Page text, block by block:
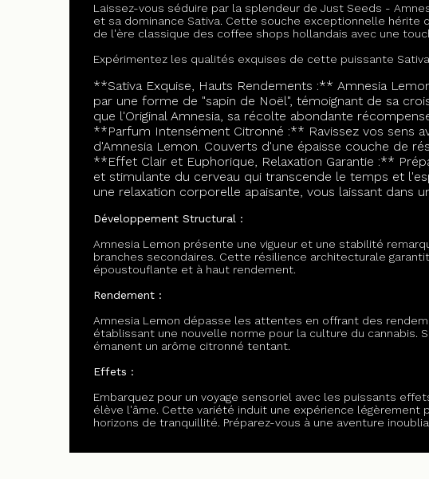
Laissez-vous séduire par la splendeur de Just Seeds -
et sa dominance Sativa. Cette souche exceptionnelle hérite
de l'ère classique des coffee shops hollandais avec une
Expérimentez les qualités exquises de cette puissante
**Sativa Exquise, Hauts Rendements :** Amnesia
par une forme de "sapin de Noël", témoignant de sa
que l'Original Amnesia, sa récolte abondante
**Parfum Intensément Citronné :** Ravissez vos sens
d'Amnesia Lemon. Couverts d'une épaisse couche de
**Effet Clair et Euphorique, Relaxation Garantie :**
et stimulante du cerveau qui transcende le temps et
une relaxation corporelle apaisante, vous laissant dans
Développement Structural :
Amnesia Lemon présente une vigueur et une stabilité
branches secondaires. Cette résilience architecturale
époustouflante et à haut rendement.
Rendement :
Amnesia Lemon dépasse les attentes en offrant des
établissant une nouvelle norme pour la culture du cannabis.
émanent un arôme citronné tentant.
Effets :
Embarquez pour un voyage sensoriel avec les puissants
élève l'âme. Cette variété induit une expérience légèrement
horizons de tranquillité. Préparez-vous à une aventure